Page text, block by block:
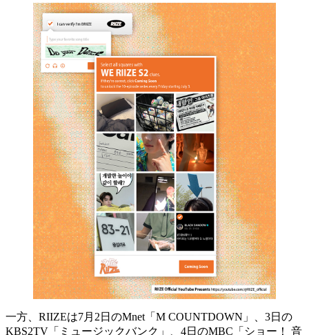
一方、RIIZEは7月2日のMnet「M COUNTDOWN」、3日の
KBS2TV「ミュージックバンク」、4日のMBC「ショー！ 音